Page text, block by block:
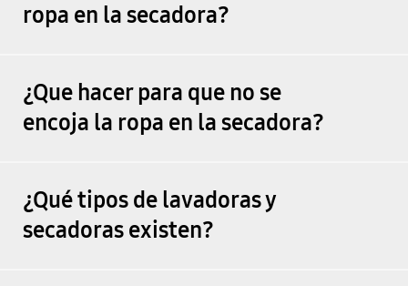
ropa en la secadora?
¿Que hacer para que no se
encoja la ropa en la secadora?
¿Qué tipos de lavadoras y
secadoras existen?